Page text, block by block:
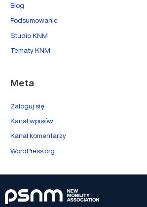
Blog
Podsumowanie
Studio KNM
Tematy KNM
Meta
Zaloguj się
Kanał wpisów
Kanał komentarzy
WordPress.org